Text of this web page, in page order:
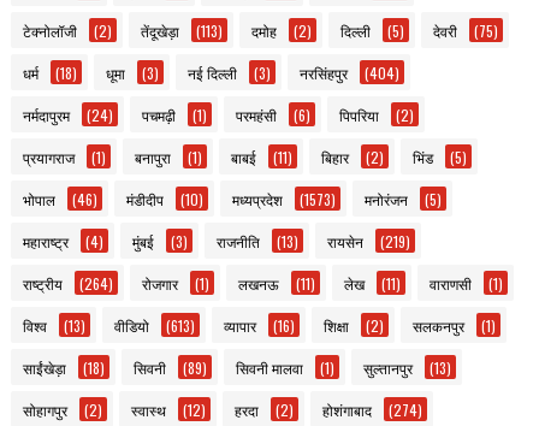
टेक्नोलॉजी (2) तेंदूखेड़ा (113) दमोह (2) दिल्ली (5) देवरी (75)
धर्म (18) धूमा (3) नई दिल्ली (3) नरसिंहपुर (404)
नर्मदापुरम (24) पचमढ़ी (1) परमहंसी (6) पिपरिया (2)
प्रयागराज (1) बनापुरा (1) बाबई (11) बिहार (2) भिंड (5)
भोपाल (46) मंडीदीप (10) मध्यप्रदेश (1573) मनोरंजन (5)
महाराष्ट्र (4) मुंबई (3) राजनीति (13) रायसेन (219)
राष्ट्रीय (264) रोजगार (1) लखनऊ (11) लेख (11) वाराणसी (1)
विश्व (13) वीडियो (613) व्यापार (16) शिक्षा (2) सलकनपुर (1)
साईंखेड़ा (18) सिवनी (89) सिवनी मालवा (1) सुल्तानपुर (13)
सोहागपुर (2) स्वास्थ (12) हरदा (2) होशंगाबाद (274)